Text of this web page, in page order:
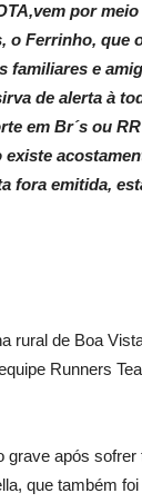
por
Ferrinho, que
e
de alerta à
em Br´s ou
fora emitida,
rural de Boa
Runners
após
que também